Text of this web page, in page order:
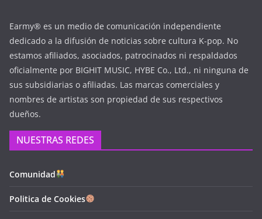
Earmy® es un medio de comunicación independiente
dedicado a la difusión de noticias sobre cultura K-pop. No
estamos afiliados, asociados, patrocinados ni respaldados
oficialmente por BIGHIT MUSIC, HYBE Co., Ltd., ni ninguna de
sus subsidiarias o afiliadas. Las marcas comerciales y
nombres de artistas son propiedad de sus respectivos
dueños.
NUESTRAS REDES
Comunidad
Politica de Cookies